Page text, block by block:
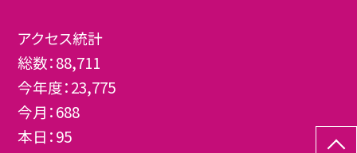
アクセス統計
総数：88,711
今年度：23,775
今月：688
本日：95